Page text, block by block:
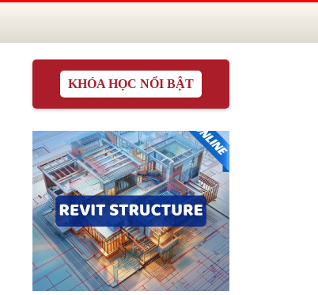
KHÓA HỌC NỔI BẬT